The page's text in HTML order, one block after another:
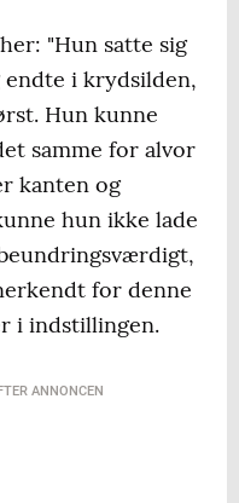
"Hun satte sig
endte i krydsilden,
Hun kunne
samme for alvor
kanten og
hun ikke lade
for denne
i indstillingen.
ANNONCEN